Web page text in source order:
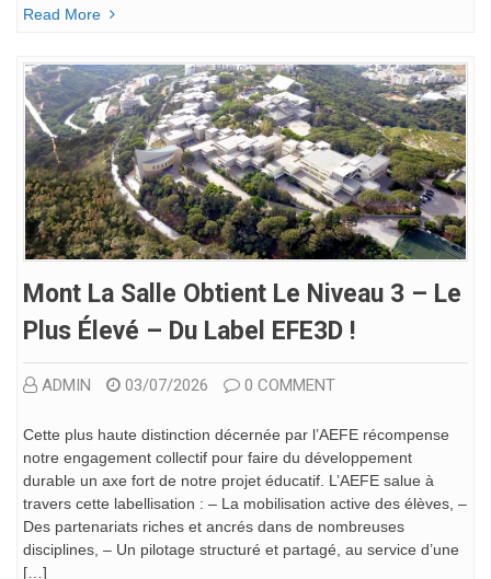
Read More
Mont La Salle Obtient Le Niveau 3 – Le
Plus Élevé – Du Label EFE3D !
ADMIN 03/07/2026 0 COMMENT
Cette plus haute distinction décernée par l’AEFE récompense
notre engagement collectif pour faire du développement
durable un axe fort de notre projet éducatif. L’AEFE salue à
travers cette labellisation : – La mobilisation active des élèves, –
Des partenariats riches et ancrés dans de nombreuses
disciplines, – Un pilotage structuré et partagé, au service d’une
[…]